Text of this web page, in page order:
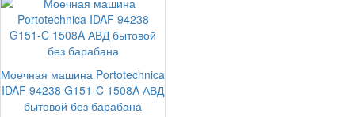
Моечная машина Portotechnica
IDAF 94238 G151-C 1508A АВД
бытовой без барабана